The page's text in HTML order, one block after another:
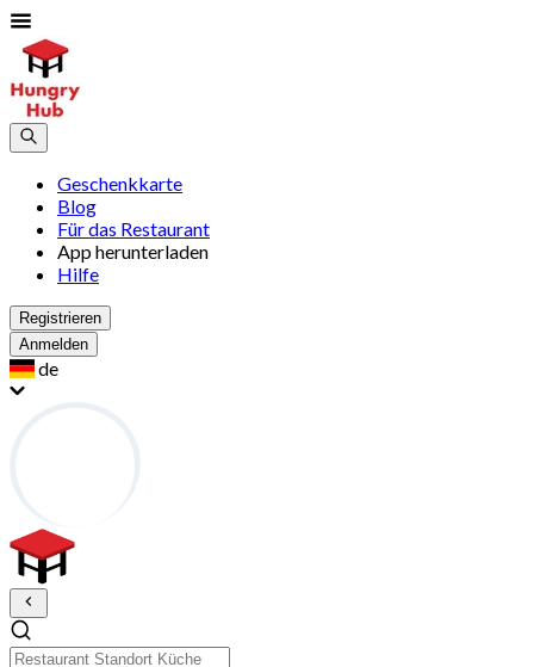
Geschenkkarte
Blog
Für das Restaurant
App herunterladen
Hilfe
Registrieren
Anmelden
de